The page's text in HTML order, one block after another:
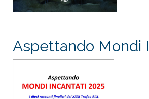
Aspettando Mondi